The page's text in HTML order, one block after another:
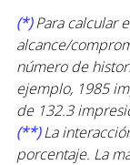
(*) Para calcular
alcance/
número de
ejemplo, 1985
de 132.3
(**) La
porcentaje. La